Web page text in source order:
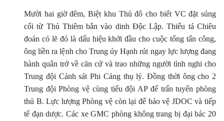
Mười hai giờ đêm, Biệt khu Thủ đô cho biết VC đặt súng
cối từ Thủ Thiêm bắn vào dinh Ðộc Lập. Thiếu tá Chiêu
đoán có lẽ đó là dấu hiệu khởi đầu cho cuộc tổng tấn công,
ông liền ra lệnh cho Trung úy Hạnh rút ngay lực lượng đang
hành quân trở về căn cứ và trao những người tình nghi cho
Trung đội Cảnh sát Phi Cảng thụ lý. Ðồng thời ông cho 2
Trung đội Phòng vệ cùng tiểu đội AP đế trấn tuyến phòng
thủ B. Lực lượng Phòng vệ còn lại để bảo vệ JDOC và tiếp
tế đạn dược. Các xe GMC phòng không trang bị đại bác 20